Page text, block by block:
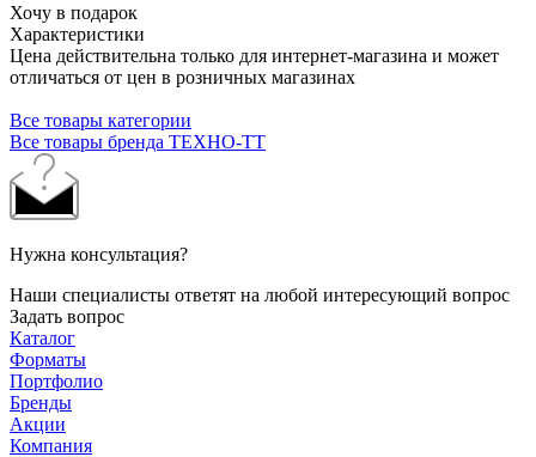
Хочу в подарок
Характеристики
Цена действительна только для интернет-магазина и может
отличаться от цен в розничных магазинах
Все товары категории
Все товары бренда ТЕХНО-ТТ
Нужна консультация?
Наши специалисты ответят на любой интересующий вопрос
Задать вопрос
Каталог
Форматы
Портфолио
Бренды
Акции
Компания